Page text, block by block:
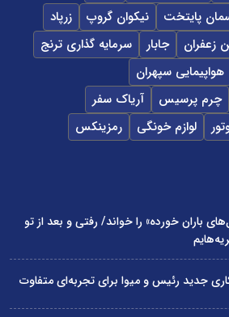
پایتخت نیکوان گروپ
زرپاد
زعفران جابار
سرمایه گذاری ترنج
هواپیمایی سپهران
چرم پرسیس
آریاک سفر
لوازم خونگی رمزینکس
باران خورده» را خواند/ رفتی و بعد از تو
جدید رئیس و میوا برای تجربه‌ای متفاوت